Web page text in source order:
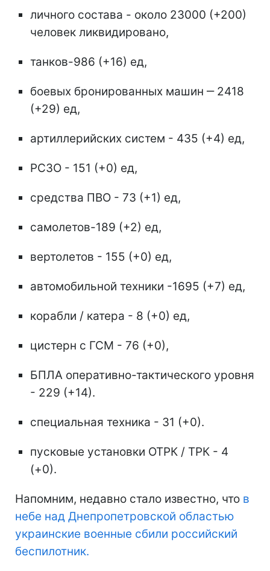
личного состава - около 23000 (+200)
человек ликвидировано,
танков-986 (+16) ед,
боевых бронированных машин ‒ 2418
(+29) ед,
артиллерийских систем - 435 (+4) ед,
РСЗО - 151 (+0) ед,
средства ПВО - 73 (+1) ед,
самолетов-189 (+2) ед,
вертолетов - 155 (+0) ед,
автомобильной техники -1695 (+7) ед,
корабли / катера - 8 (+0) ед,
цистерн с ГСМ - 76 (+0),
БПЛА оперативно-тактического уровня
- 229 (+14).
специальная техника - 31 (+0).
пусковые установки ОТРК / ТРК - 4
(+0).
Напомним, недавно стало известно, что в
небе над Днепропетровской областью
украинские военные сбили российский
беспилотник.